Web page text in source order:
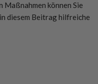
Maßnahmen können Sie
diesem Beitrag hilfreiche